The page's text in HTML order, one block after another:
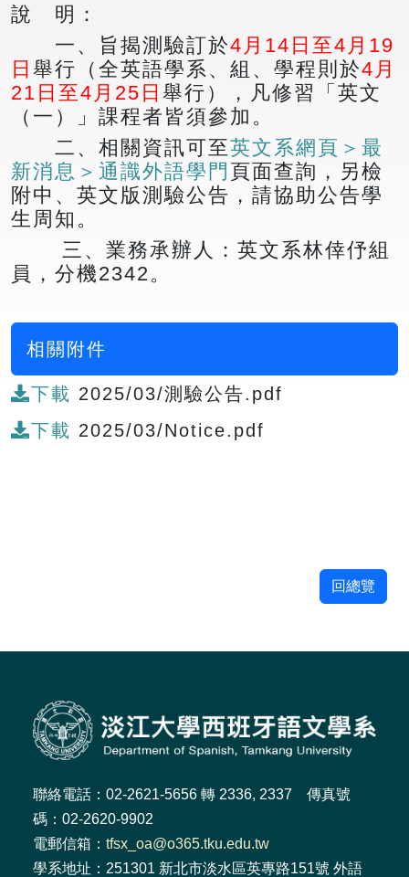
說 明：
一、旨揭測驗訂於4月14日至4月19
日 舉行（全英語學系、組、學程則於4月
21日至4月25日 舉行），凡修習「英文
（一）」課程者皆須參加。
二、相關資訊可至英文系網頁＞最
新消息＞通識外語學門 頁面查詢，另檢
附中、英文版測驗公告，請協助公告學
生周知。
三、業務承辦人：英文系林倖伃組
員，分機2342。
相關附件
下載 2025/03/測驗公告.pdf
下載 2025/03/Notice.pdf
回總覽
聯絡電話：02-2621-5656 轉 2336, 2337 傳真號
碼：02-2620-9902
電郵信箱： tfsx_oa@o365.tku.edu.tw
學系地址：251301 新北市淡水區英專路151號 外語